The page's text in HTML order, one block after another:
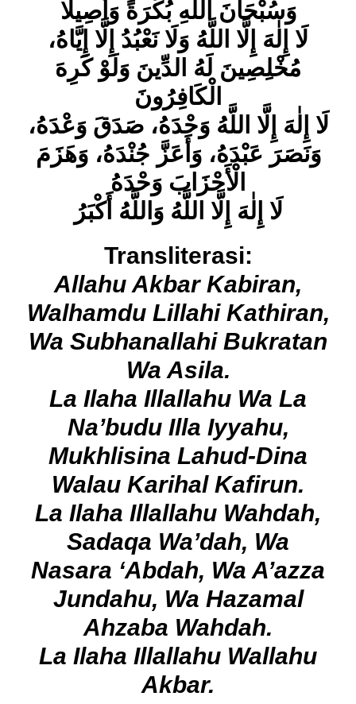
وَسُبْحَانَ اللَّهِ بُكْرَةً وَأَصِيلًا
لَا إِلٰهَ إِلَّا اللَّهُ وَلَا نَعْبُدُ إِلَّا إِيَّاهُ،
مُخْلِصِينَ لَهُ الدِّينَ وَلَوْ كَرِهَ
الْكَافِرُونَ
لَا إِلٰهَ إِلَّا اللَّهُ وَحْدَهُ، صَدَقَ وَعْدَهُ،
وَنَصَرَ عَبْدَهُ، وَأَعَزَّ جُنْدَهُ، وَهَزَمَ
الْأَحْزَابَ وَحْدَهُ
لَا إِلٰهَ إِلَّا اللَّهُ وَاللَّهُ أَكْبَرُ
Transliterasi:
Allahu Akbar Kabiran,
Walhamdu Lillahi Kathiran,
Wa Subhanallahi Bukratan
Wa Asila.
La Ilaha Illallahu Wa La
Na’budu Illa Iyyahu,
Mukhlisina Lahud-Dina
Walau Karihal Kafirun.
La Ilaha Illallahu Wahdah,
Sadaqa Wa’dah, Wa
Nasara ‘abdah, Wa A’azza
Jundahu, Wa Hazamal
Ahzaba Wahdah.
La Ilaha Illallahu Wallahu
Akbar.